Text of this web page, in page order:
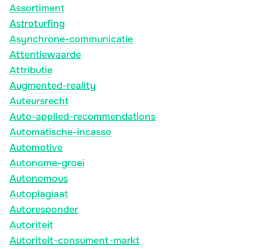
Assortiment
Astroturfing
Asynchrone-communicatie
Attentiewaarde
Attributie
Augmented-reality
Auteursrecht
Auto-applied-recommendations
Automatische-incasso
Automotive
Autonome-groei
Autonomous
Autoplagiaat
Autoresponder
Autoriteit
Autoriteit-consument-markt